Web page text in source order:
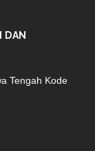
DAN
Tengah Kode